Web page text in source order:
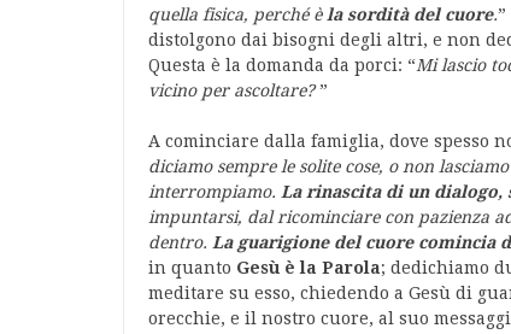
quella fisica, perché è la sordità del cuore.
distolgono dai bisogni degli altri, e non
Questa è la domanda da porci: “Mi lascio
vicino per ascoltare?”
A cominciare dalla famiglia, dove spesso
diciamo sempre le solite cose, o non
interrompiamo. La rinascita di un dialogo,
impuntarsi, dal ricominciare con pazienza
dentro. La guarigione del cuore comincia
in quanto Gesù è la Parola; dedichiamo
meditare su esso, chiedendo a Gesù di
orecchie, e il nostro cuore, al suo